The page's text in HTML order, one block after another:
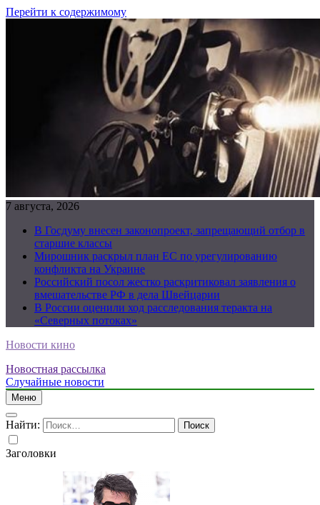
Перейти к содержимому
7 августа, 2026
В Госдуму внесен законопроект, запрещающий отбор в
старшие классы
Мирошник раскрыл план ЕС по урегулированию
конфликта на Украине
Российский посол жестко раскритиковал заявления о
вмешательстве РФ в дела Швейцарии
В России оценили ход расследования теракта на
«Северных потоках»
Новости кино
Новостная рассылка
Случайные новости
Меню
Найти:
Заголовки